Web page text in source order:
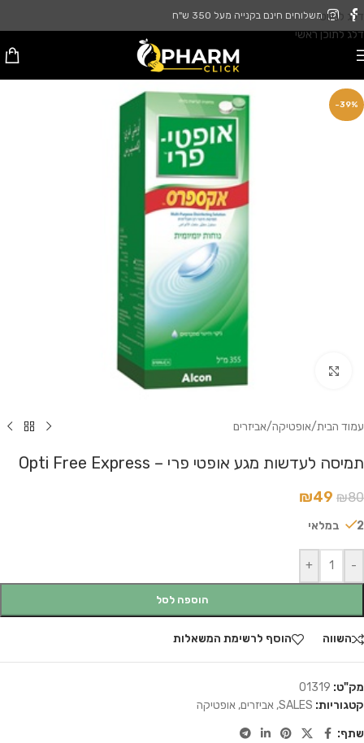
דלג לניווט
דלג לתוכן ראשי
משלוחים חינם בקנייה מעל 350 ש"ח
-39%
עמוד הבית/אופטיקה/אביזרים
תמיסה לעדשות מגע אופטי פרי – Opti Free Express
₪80
₪49
2 במלאי
-
+
הוספה לסל
השווה הוסף לרשימת המשאלות
מק"ט: 01319
קטגוריות: SALES
, אביזרים, אופטיקה
שתף: